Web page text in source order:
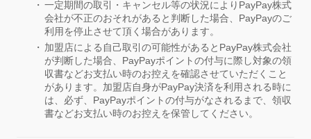
一定期間の取引・キャンセル等の状況によりPayPay株式
会社が不正のおそれがあると判断した場合、PayPayのご
利用を停止させて頂く場合があります。
加盟店による自己取引の可能性があるとPayPay株式会社
が判断した場合、PayPayポイントの付与に際し対象の領
収書などお支払い時のお控えを確認させていただくこと
があります。加盟店自身がPayPay決済を利用される時に
は、必ず、PayPayポイントの付与がなされるまで、領収
書などお支払い時のお控えを保管してください。